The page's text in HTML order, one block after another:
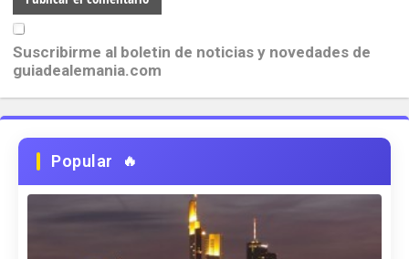
Suscribirme al boletin de noticias y novedades de
guiadealemania.com
Popular